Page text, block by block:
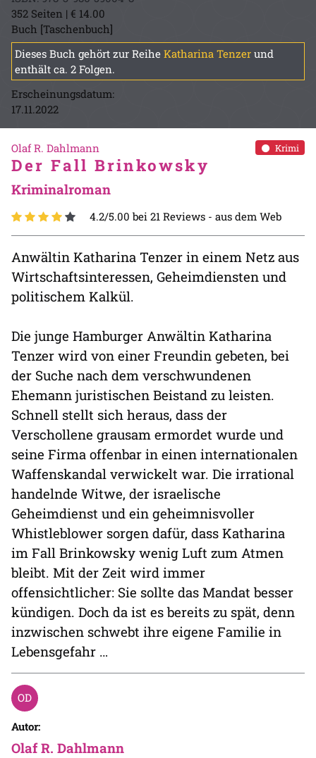
352 Seiten | € 14.00
Buch [Taschenbuch]
Dieses Buch gehört zur Reihe Katharina Tenzer und
enthält ca. 2 Folgen.
Erscheinungsdatum:
17.11.2022
Krimi
Olaf R. Dahlmann
Der Fall Brinkowsky
Kriminalroman
4.2/5.00 bei 21 Reviews - aus dem Web
Anwältin Katharina Tenzer in einem Netz aus
Wirtschaftsinteressen, Geheimdiensten und
politischem Kalkül.
Die junge Hamburger Anwältin Katharina
Tenzer wird von einer Freundin gebeten, bei
der Suche nach dem verschwundenen
Ehemann juristischen Beistand zu leisten.
Schnell stellt sich heraus, dass der
Verschollene grausam ermordet wurde und
seine Firma offenbar in einen internationalen
Waffenskandal verwickelt war. Die irrational
handelnde Witwe, der israelische
Geheimdienst und ein geheimnisvoller
Whistleblower sorgen dafür, dass Katharina
im Fall Brinkowsky wenig Luft zum Atmen
bleibt. Mit der Zeit wird immer
offensichtlicher: Sie sollte das Mandat besser
kündigen. Doch da ist es bereits zu spät, denn
inzwischen schwebt ihre eigene Familie in
Lebensgefahr …
Autor:
Olaf R. Dahlmann